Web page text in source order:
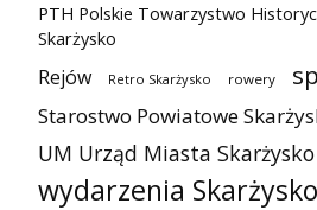
PTH Polskie Towarzystwo
Skarżysko
Rejów Retro Skarżysko rowery
Starostwo Powiatowe
UM Urząd Miasta Skarżysko
wydarzenia Skarżysko